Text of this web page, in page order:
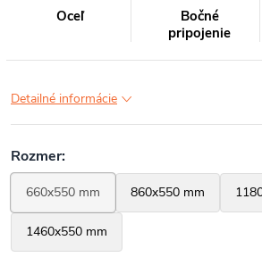
Oceľ
Bočné
pripojenie
Detailné informácie